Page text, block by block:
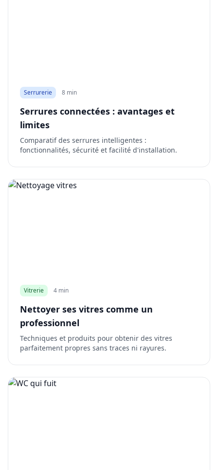
Serrurerie 8 min
Serrures connectées : avantages et
limites
Comparatif des serrures intelligentes :
fonctionnalités, sécurité et facilité d'installation.
Vitrerie 4 min
Nettoyer ses vitres comme un
professionnel
Techniques et produits pour obtenir des vitres
parfaitement propres sans traces ni rayures.